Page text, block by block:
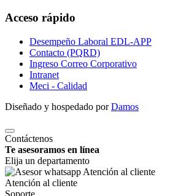
Acceso rápido
Desempeño Laboral EDL-APP
Contacto (PQRD)
Ingreso Correo Corporativo
Intranet
Meci - Calidad
Diseñado y hospedado porDamos
Contáctenos
Te asesoramos en línea
Elija un departamento
Atención al cliente
Soporte